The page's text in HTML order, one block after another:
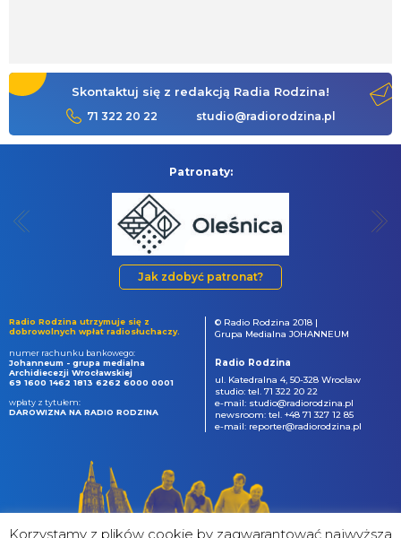
Skontaktuj się z redakcją Radia Rodzina!
71 322 20 22 studio@radiorodzina.pl
Patronaty:
Jak zdobyć patronat?
Radio Rodzina utrzymuje się z
dobrowolnych wpłat radiosłuchaczy.
numer rachunku bankowego:
Johanneum - grupa medialna
Archidiecezji Wrocławskiej
69 1600 1462 1813 6262 6000 0001
wpłaty z tytułem:
DAROWIZNA NA RADIO RODZINA
© Radio Rodzina 2018 |
Grupa Medialna JOHANNEUM
Radio Rodzina
ul. Katedralna 4, 50-328 Wrocław
studio: tel. 71 322 20 22
e-mail: studio@radiorodzina.pl
newsroom: tel. +48 71 327 12 85
e-mail: reporter@radiorodzina.pl
Korzystamy z plików cookie by zagwarantować najwyższa